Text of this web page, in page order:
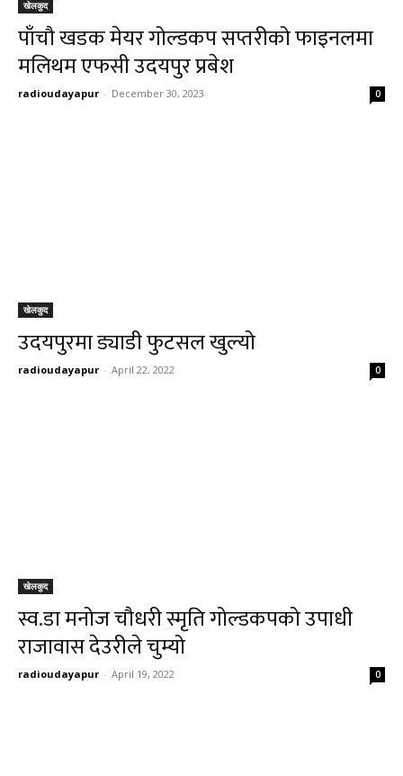
खेलकुद
पाँचौ खडक मेयर गोल्डकप सप्तरीको फाइनलमा
मलिथम एफसी उदयपुर प्रबेश
radioudayapur - December 30, 2023 0
खेलकुद
उदयपुरमा ड्याडी फुटसल खुल्यो
radioudayapur - April 22, 2022 0
खेलकुद
स्व.डा मनोज चौधरी स्मृति गोल्डकपको उपाधी
राजावास देउरीले चुम्यो
radioudayapur - April 19, 2022 0